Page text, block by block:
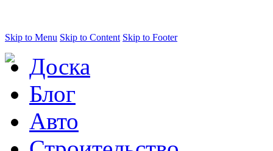
Skip to Menu Skip to Content Skip to Footer
Доска
Блог
Авто